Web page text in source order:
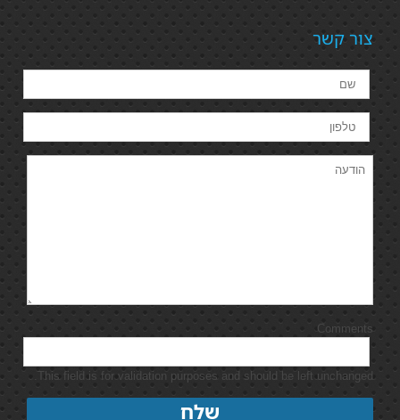
צור קשר
Comments
This field is for validation purposes and should be left unchanged.